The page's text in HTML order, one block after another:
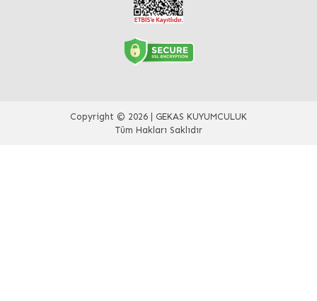
Copyright © 2026 | GEKAS KUYUMCULUK
Tüm Hakları Saklıdır